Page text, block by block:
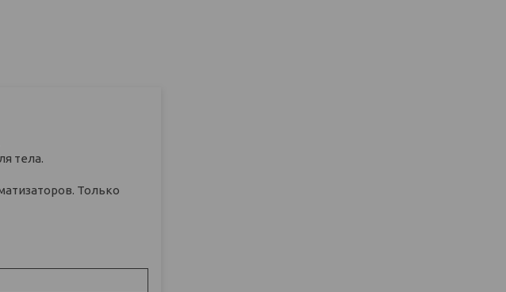
тела.
Только